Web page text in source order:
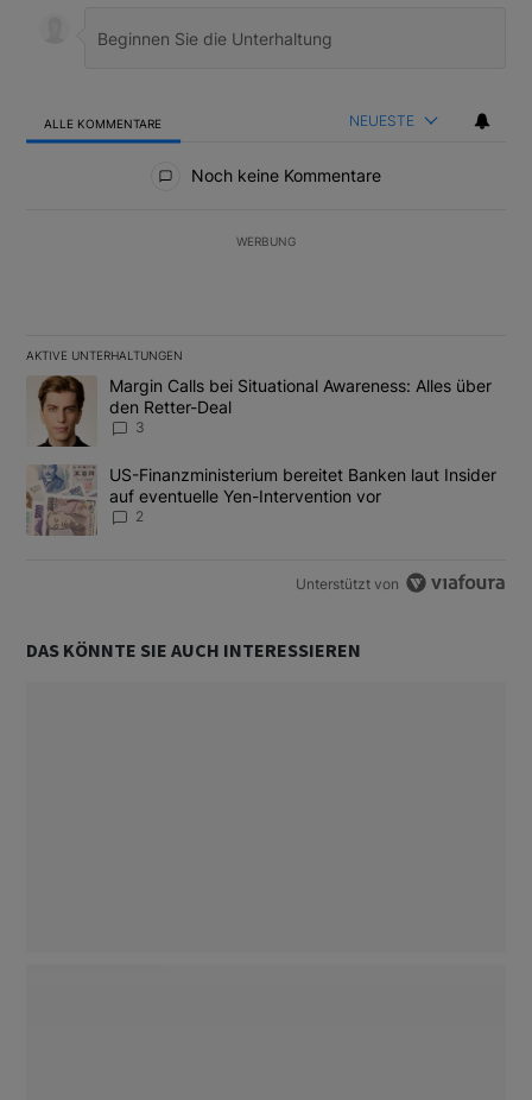
ALLE KOMMENTARE NEUESTE
Noch keine Kommentare
WERBUNG
AKTIVE UNTERHALTUNGEN
Das Folgende ist eine Liste der am meisten kommentierten
Ein Trendartikel mit dem Titel "Margin Calls bei Situational
Margin Calls bei Situational Awareness: Alles über
den Retter-Deal
3
Ein Trendartikel mit dem Titel "US-Finanzministerium bereitet
US-Finanzministerium bereitet Banken laut Insider
auf eventuelle Yen-Intervention vor
2
Unterstützt von
DAS KÖNNTE SIE AUCH INTERESSIEREN